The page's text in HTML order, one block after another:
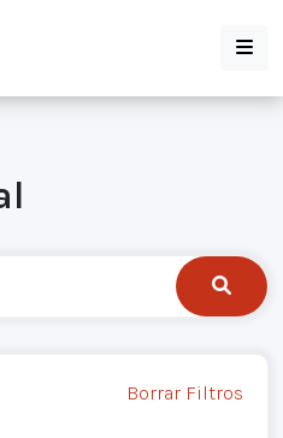
Borrar Filtros